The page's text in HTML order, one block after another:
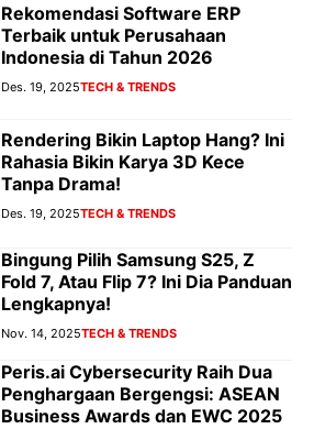
Rekomendasi Software ERP
Terbaik untuk Perusahaan
Indonesia di Tahun 2026
Des. 19, 2025TECH & TRENDS
Rendering Bikin Laptop Hang? Ini
Rahasia Bikin Karya 3D Kece
Tanpa Drama!
Des. 19, 2025TECH & TRENDS
Bingung Pilih Samsung S25, Z
Fold 7, Atau Flip 7? Ini Dia Panduan
Lengkapnya!
Nov. 14, 2025TECH & TRENDS
Peris.ai Cybersecurity Raih Dua
Penghargaan Bergengsi: ASEAN
Business Awards dan EWC 2025